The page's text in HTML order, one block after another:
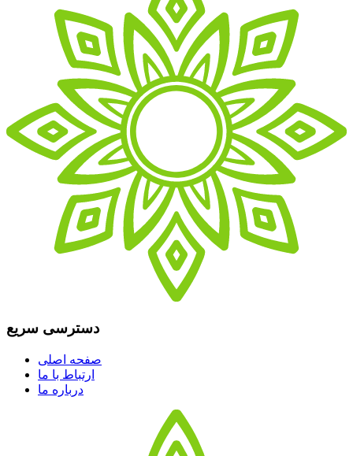
دسترسی سریع
صفحه اصلی
ارتباط با ما
درباره ما